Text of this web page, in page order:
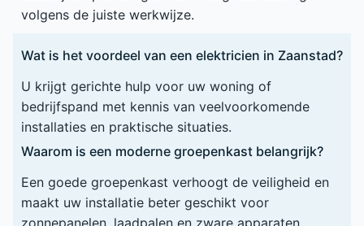
volgens de juiste werkwijze.
Wat is het voordeel van een elektricien in Zaanstad?
U krijgt gerichte hulp voor uw woning of
bedrijfspand met kennis van veelvoorkomende
installaties en praktische situaties.
Waarom is een moderne groepenkast belangrijk?
Een goede groepenkast verhoogt de veiligheid en
maakt uw installatie beter geschikt voor